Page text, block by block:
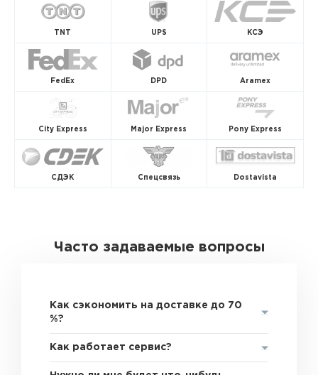
TNT UPS КСЭ
FedEx DPD Aramex
City Express Major Express Pony Express
СДЭК Спецсвязь Dostavista
Часто задаваемые вопросы
Как сэкономить на доставке до 70
%?
Как работает сервис?